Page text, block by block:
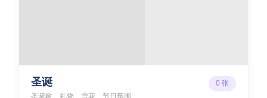
圣诞
圣诞树、礼物、雪花、节日氛围
0 张